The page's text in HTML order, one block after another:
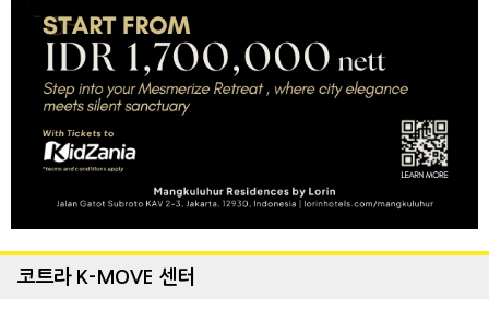
코트라 K-MOVE 센터